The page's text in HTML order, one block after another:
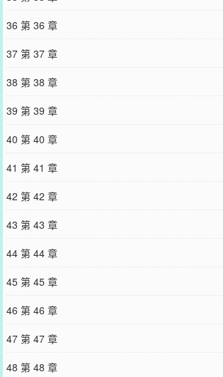
36 第 36 章
37 第 37 章
38 第 38 章
39 第 39 章
40 第 40 章
41 第 41 章
42 第 42 章
43 第 43 章
44 第 44 章
45 第 45 章
46 第 46 章
47 第 47 章
48 第 48 章